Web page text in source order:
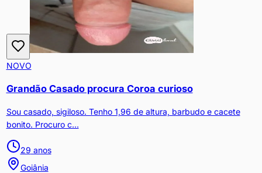
NOVO
Grandão Casado procura Coroa curioso
Sou casado, sigiloso. Tenho 1,96 de altura, barbudo e cacete
bonito. Procuro c...
29 anos
Goiânia